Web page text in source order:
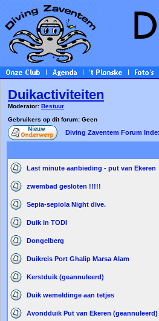
Duikactiviteiten
Moderator: Bestuur
Gebruikers op dit forum: Geen
Diving Zaventem Forum
Last minute aanbieding - put van Ekeren
zwembad gesloten !!!!!
Sepia-sepiola Night dive.
Duik in TODI
Dongelberg
Duikreis Port Ghalip Marsa Alam
Kerstduik (geannuleerd)
Duik wemeldinge aan tetjes
Avondduik Put van Ekeren (geannuleerd)